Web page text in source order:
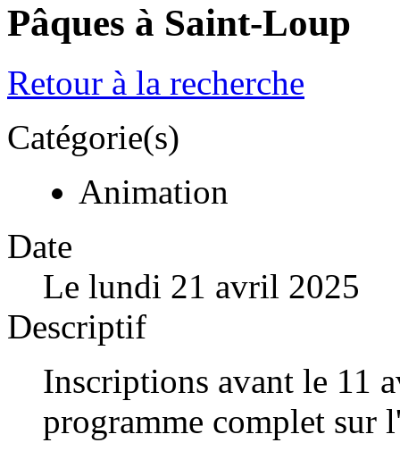
Pâques à Saint-Loup
Retour à la recherche
Catégorie(s)
Animation
Date
Le lundi 21 avril 2025
Descriptif
Inscriptions avant le 11
programme complet sur